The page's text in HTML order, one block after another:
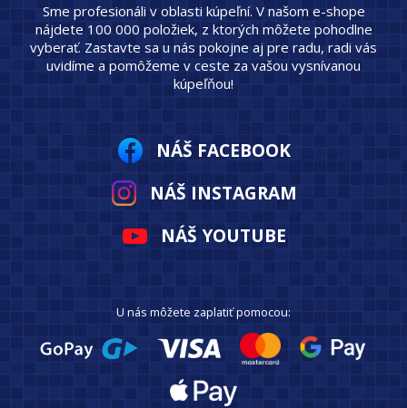
Sme profesionáli v oblasti kúpeľní. V našom e-shope
nájdete 100 000 položiek, z ktorých môžete pohodlne
vyberať. Zastavte sa u nás pokojne aj pre radu, radi vás
uvidíme a pomôžeme v ceste za vašou vysnívanou
kúpeľňou!
NÁŠ FACEBOOK
NÁŠ INSTAGRAM
NÁŠ YOUTUBE
U nás môžete zaplatiť pomocou: